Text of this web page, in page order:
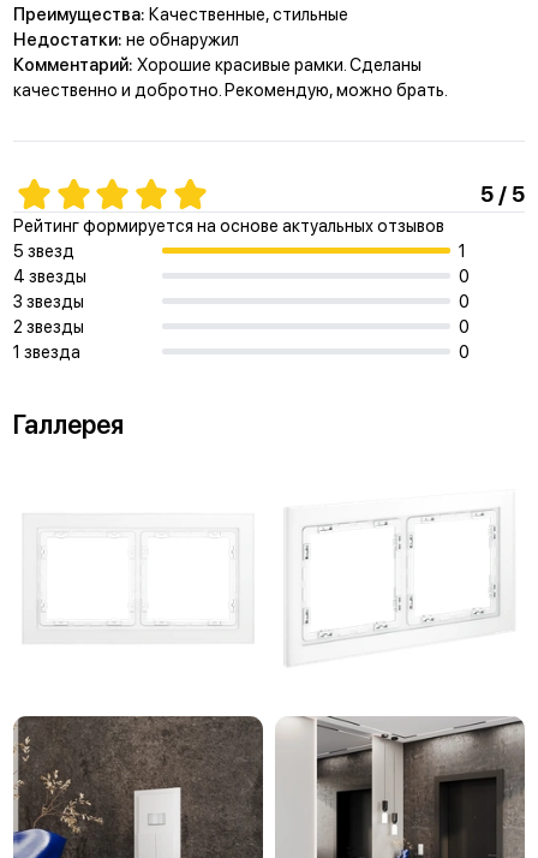
Преимущества: Качественные, стильные
Недостатки: не обнаружил
Комментарий: Хорошие красивые рамки. Сделаны
качественно и добротно. Рекомендую, можно брать.
5 / 5
Рейтинг формируется на основе актуальных отзывов
5 звезд
1
4 звезды
0
3 звезды
0
2 звезды
0
1 звезда
0
Галлерея